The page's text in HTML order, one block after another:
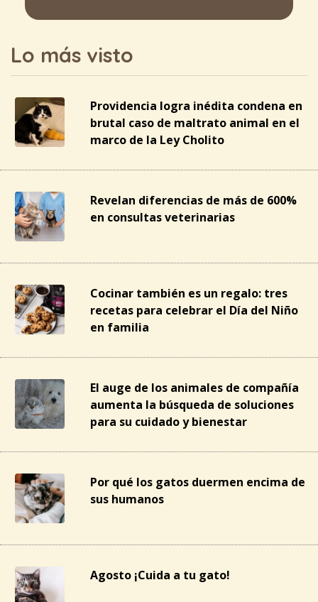
Lo más visto
Providencia logra inédita condena en
brutal caso de maltrato animal en el
marco de la Ley Cholito
Revelan diferencias de más de 600%
en consultas veterinarias
Cocinar también es un regalo: tres
recetas para celebrar el Día del Niño
en familia
El auge de los animales de compañía
aumenta la búsqueda de soluciones
para su cuidado y bienestar
Por qué los gatos duermen encima de
sus humanos
Agosto ¡Cuida a tu gato!